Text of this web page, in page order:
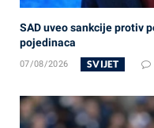
SAD uveo sankcije protiv
pojedinaca
07/08/2026 SVIJET